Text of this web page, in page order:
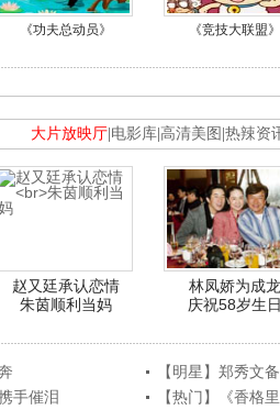
《功夫总动员》 《竞技大联盟》
大片放映厅 电影库 高清美图 热辣资
赵又廷承认恋情
朱茵顺利当妈
林凤娇为成龙
庆祝58岁生
【明星】郑秀文
手催泪
【热门】《香格